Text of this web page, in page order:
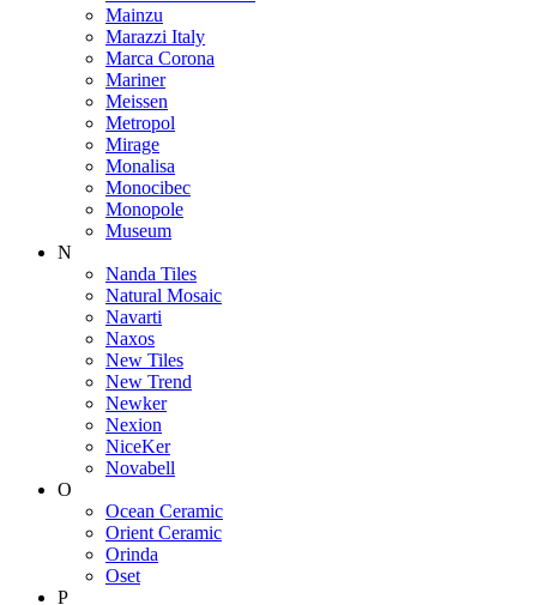
Mainzu
Marazzi Italy
Marca Corona
Mariner
Meissen
Metropol
Mirage
Monalisa
Monocibec
Monopole
Museum
N
Nanda Tiles
Natural Mosaic
Navarti
Naxos
New Tiles
New Trend
Newker
Nexion
NiceKer
Novabell
O
Ocean Ceramic
Orient Ceramic
Orinda
Oset
P